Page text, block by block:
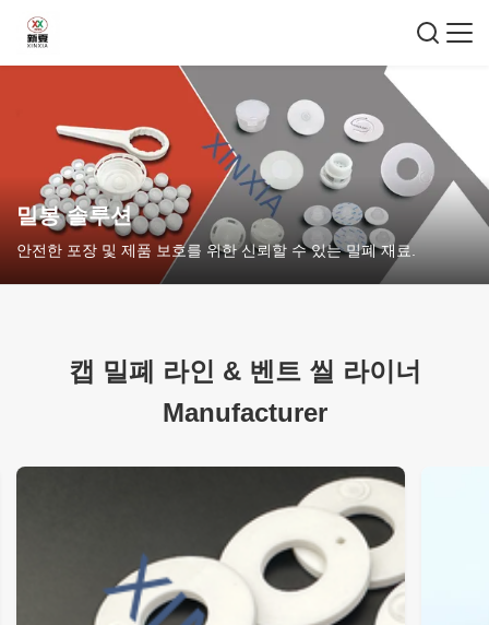
밀봉 솔루션
안전한 포장 및 제품 보호를 위한 신뢰할 수 있는 밀폐 재료.
캡 밀폐 라인 &벤트 씰 라이너
Manufacturer